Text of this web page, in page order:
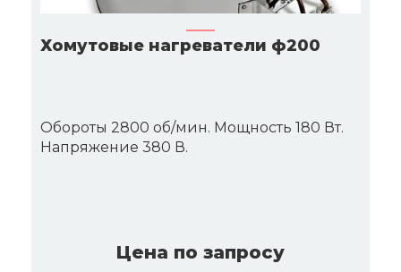
Хомутовые нагреватели ф200
Обороты 2800 об/мин. Мощность 180 Вт.
Напряжение 380 В.
Цена по запросу